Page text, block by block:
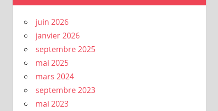
juin 2026
janvier 2026
septembre 2025
mai 2025
mars 2024
septembre 2023
mai 2023